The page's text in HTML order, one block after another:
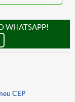
WHATSAPP!
CEP